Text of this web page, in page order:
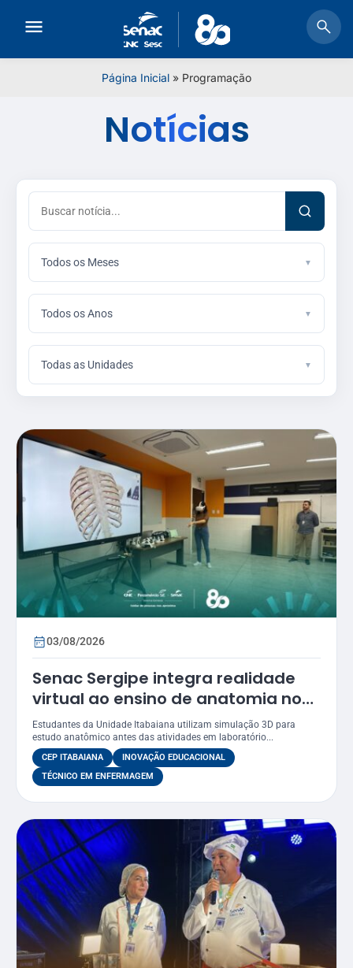
Página Inicial » Programação
Notícias
Todos os Meses
Todos os Anos
Todas as Unidades
03/08/2026
Senac Sergipe integra realidade
virtual ao ensino de anatomia no
curso de Enfermagem
Estudantes da Unidade Itabaiana utilizam simulação 3D para
estudo anatômico antes das atividades em laboratório...
CEP ITABAIANA
INOVAÇÃO EDUCACIONAL
TÉCNICO EM ENFERMAGEM